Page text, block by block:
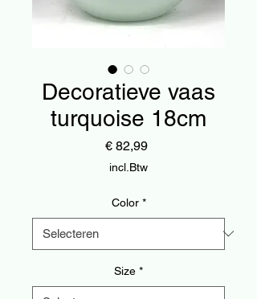
Decoratieve vaas
turquoise 18cm
€ 82,99Prijs
incl.Btw
Color *
Size *